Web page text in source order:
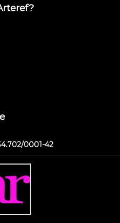
0001-42